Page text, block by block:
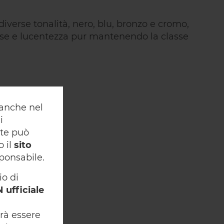
nel
può
il sito
di
ufficiale
essere
tonalità, nero, blu, bronzo e cromo,
e lucentezza pur mantenendo la classe